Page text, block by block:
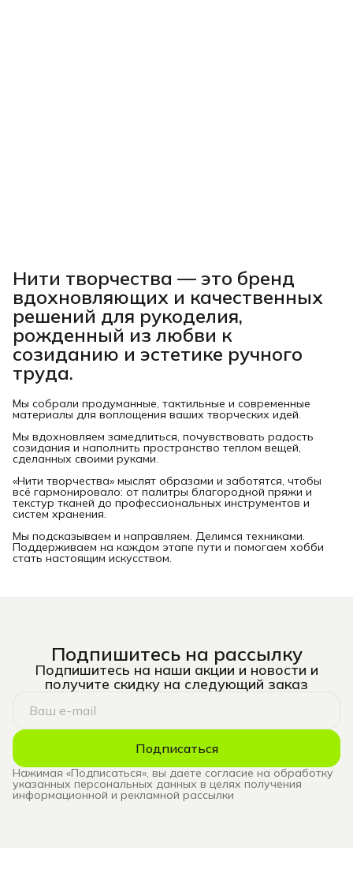
Нити творчества — это бренд
вдохновляющих и качественных
решений для рукоделия,
рожденный из любви к
созиданию и эстетике ручного
труда.
Мы собрали продуманные, тактильные и современные
материалы для воплощения ваших творческих идей.
Мы вдохновляем замедлиться, почувствовать радость
созидания и наполнить пространство теплом вещей,
сделанных своими руками.
«Нити творчества» мыслят образами и заботятся, чтобы
всё гармонировало: от палитры благородной пряжи и
текстур тканей до профессиональных инструментов и
систем хранения.
Мы подсказываем и направляем. Делимся техниками.
Поддерживаем на каждом этапе пути и помогаем хобби
стать настоящим искусством.
Подпишитесь на рассылку
Подпишитесь на наши акции и новости и
получите скидку на следующий заказ
Подписаться
Нажимая «Подписаться», вы даете согласие на обработку
указанных персональных данных в целях получения
информационной и рекламной рассылки